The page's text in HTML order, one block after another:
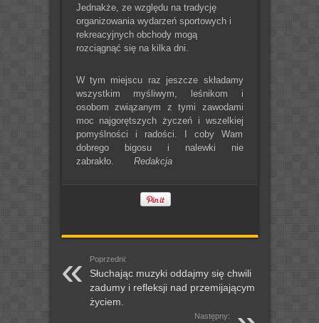
Jednakże, ze względu na tradycję
organizowania wydarzeń sportowych i
rekreacyjnych obchody mogą
rozciągnąć się na kilka dni.
W tym miejscu raz jeszcze składamy
wszystkim myśliwym, leśnikom i
osobom związanym z tymi zawodami
moc najgorętszych życzeń i wszelkiej
pomyślności i radości. I coby Wam
dobrego bigosu i nalewki nie
zabrakło. Redakcja
Poprzedni:
Słuchając muzyki oddajmy się chwili
zadumy i refleksji nad przemijającym
życiem.
Następny: